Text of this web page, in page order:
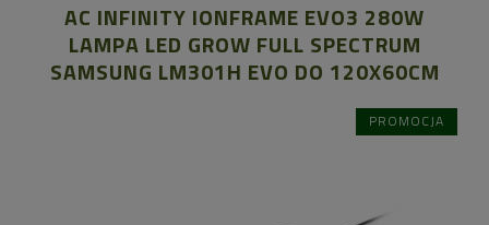
AC INFINITY IONFRAME EVO3 280W
LAMPA LED GROW FULL SPECTRUM
SAMSUNG LM301H EVO DO 120X60CM
PROMOCJA